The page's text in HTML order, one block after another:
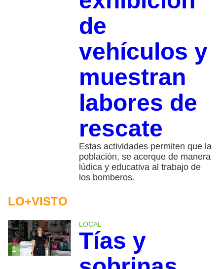
de
vehículos y
muestran
labores de
rescate
Estas actividades permiten que la
población, se acerque de manera
lúdica y educativa al trabajo de
los bomberos.
LO+VISTO
1
LOCAL
Tías y